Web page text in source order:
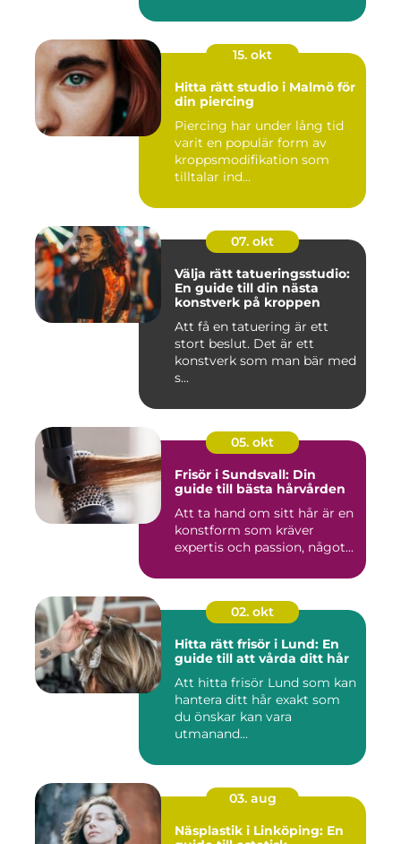
15. okt
Hitta rätt studio i Malmö för
din piercing
Piercing har under lång tid
varit en populär form av
kroppsmodifikation som
tilltalar ind...
07. okt
Välja rätt tatueringsstudio:
En guide till din nästa
konstverk på kroppen
Att få en tatuering är ett
stort beslut. Det är ett
konstverk som man bär med
s...
05. okt
Frisör i Sundsvall: Din
guide till bästa hårvården
Att ta hand om sitt hår är en
konstform som kräver
expertis och passion, något...
02. okt
Hitta rätt frisör i Lund: En
guide till att vårda ditt hår
Att hitta frisör Lund som kan
hantera ditt hår exakt som
du önskar kan vara
utmanand...
03. aug
Näsplastik i Linköping: En